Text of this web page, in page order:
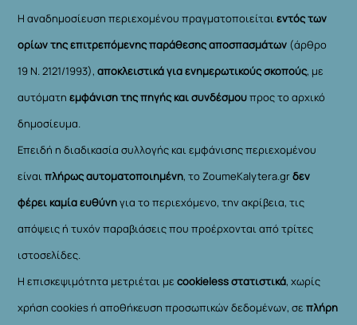
Η αναδημοσίευση περιεχομένου πραγματοποιείταιεντός των
ορίων της επιτρεπόμενης παράθεσης αποσπασμάτων (άρθρο
19 Ν. 2121/1993), αποκλειστικά για ενημερωτικούς σκοπούς, με
αυτόματηεμφάνιση της πηγής και συνδέσμουπρος το αρχικό
δημοσίευμα.
Επειδή η διαδικασία συλλογής και εμφάνισης περιεχομένου
είναιπλήρως αυτοματοποιημένη, το ZoumeKalytera.grδεν
φέρει καμία ευθύνηγια το περιεχόμενο, την ακρίβεια, τις
απόψεις ή τυχόν παραβιάσεις που προέρχονται από τρίτες
ιστοσελίδες.
Η επισκεψιμότητα μετριέται μεcookieless στατιστικά, χωρίς
χρήση cookies ή αποθήκευση προσωπικών δεδομένων, σεπλήρη